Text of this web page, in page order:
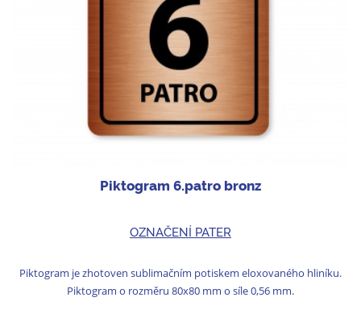
Piktogram 6.patro bronz
OZNAČENÍ PATER
Piktogram je zhotoven sublimačním potiskem eloxovaného hliníku.
Piktogram o rozměru 80x80 mm o síle 0,56 mm.